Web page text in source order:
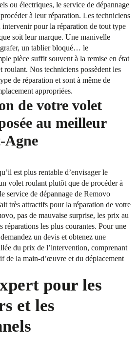
ou électriques, le service de dépannage
à leur réparation. Les techniciens
pour la réparation de tout type
soit leur marque. Une manivelle
un tablier bloqué… le
pièce suffit souvent à la remise en état
roulant. Nos techniciens possèdent les
de réparation et sont à même de
appropriées.
de votre volet
au meilleur
Agne
est plus rentable d’envisager le
volet roulant plutôt que de procéder à
service de dépannage de Removo
très attractifs pour la réparation de votre
pas de mauvaise surprise, les prix au
réparations les plus courantes. Pour une
un devis et obtenez une
du prix de l’intervention, comprenant
de la main-d’œuvre et du déplacement
pour les
et les